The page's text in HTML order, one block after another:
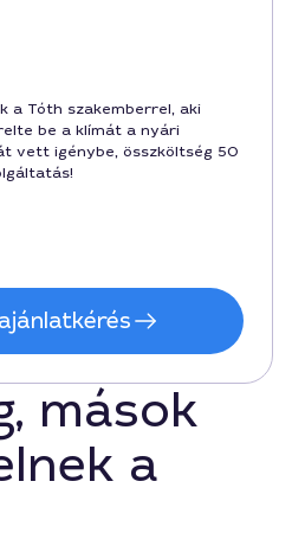
a Tóth szakemberrel, aki
be a klímát a nyári
vett igénybe, összköltség 50
mások
a